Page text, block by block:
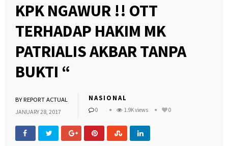
KPK NGAWUR !! OTT
TERHADAP HAKIM MK
PATRIALIS AKBAR TANPA
BUKTI “
BYREPORT ACTUAL
JANUARY 28, 2017
NASIONAL
0 1.9K views 0